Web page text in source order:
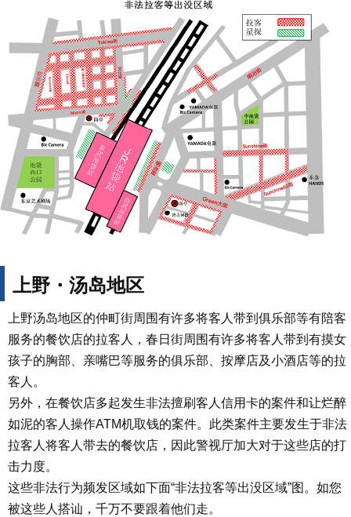
上野・汤岛地区
上野汤岛地区的仲町街周围有许多将客人带到俱乐部等有陪客
服务的餐饮店的拉客人，春日街周围有许多将客人带到有摸女
孩子的胸部、亲嘴巴等服务的俱乐部、按摩店及小酒店等的拉
客人。
另外，在餐饮店多起发生非法擅刷客人信用卡的案件和让烂醉
如泥的客人操作ATM机取钱的案件。此类案件主要发生于非法
拉客人将客人带去的餐饮店，因此警视厅加大对于这些店的打
击力度。
这些非法行为频发区域如下面“非法拉客等出没区域”图。如您
被这些人搭讪，千万不要跟着他们走。